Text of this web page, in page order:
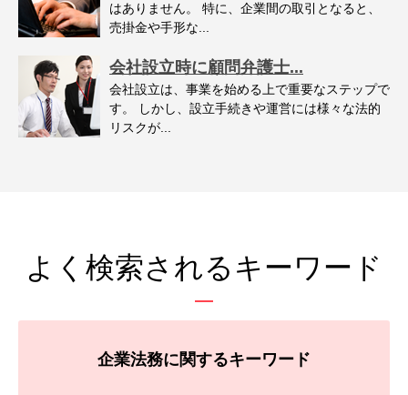
はありません。 特に、企業間の取引となると、
売掛金や手形な...
会社設立時に顧問弁護士...
会社設立は、事業を始める上で重要なステップで
す。 しかし、設立手続きや運営には様々な法的
リスクが...
よく検索されるキーワード
企業法務に関するキーワード